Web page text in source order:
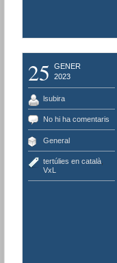
25
GENER
2023
lsubira
No hi ha comentaris
General
tertúlies en català,
VxL